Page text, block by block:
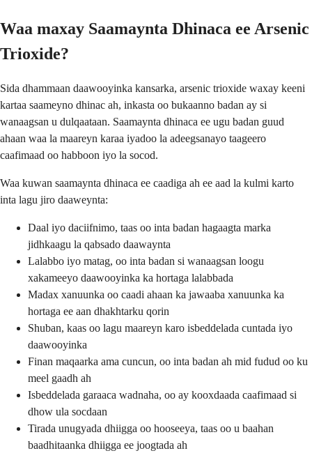
Waa maxay Saamaynta Dhinaca ee Arsenic
Trioxide?
Sida dhammaan daawooyinka kansarka, arsenic trioxide waxay keeni
kartaa saameyno dhinac ah, inkasta oo bukaanno badan ay si
wanaagsan u dulqaataan. Saamaynta dhinaca ee ugu badan guud
ahaan waa la maareyn karaa iyadoo la adeegsanayo taageero
caafimaad oo habboon iyo la socod.
Waa kuwan saamaynta dhinaca ee caadiga ah ee aad la kulmi karto
inta lagu jiro daaweynta:
Daal iyo daciifnimo, taas oo inta badan hagaagta marka
jidhkaagu la qabsado daawaynta
Lalabbo iyo matag, oo inta badan si wanaagsan loogu
xakameeyo daawooyinka ka hortaga lalabbada
Madax xanuunka oo caadi ahaan ka jawaaba xanuunka ka
hortaga ee aan dhakhtarku qorin
Shuban, kaas oo lagu maareyn karo isbeddelada cuntada iyo
daawooyinka
Finan maqaarka ama cuncun, oo inta badan ah mid fudud oo ku
meel gaadh ah
Isbeddelada garaaca wadnaha, oo ay kooxdaada caafimaad si
dhow ula socdaan
Tirada unugyada dhiigga oo hooseeya, taas oo u baahan
baadhitaanka dhiigga ee joogtada ah